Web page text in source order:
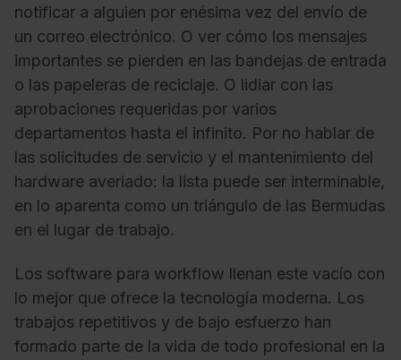
notificar a alguien por enésima vez del envío de
un correo electrónico. O ver cómo los mensajes
importantes se pierden en las bandejas de entrada
o las papeleras de reciclaje. O lidiar con las
aprobaciones requeridas por varios
departamentos hasta el infinito. Por no hablar de
las solicitudes de servicio y el mantenimiento del
hardware averiado: la lista puede ser interminable,
en lo aparenta como un triángulo de las Bermudas
en el lugar de trabajo.
Los software para workflow llenan este vacío con
lo mejor que ofrece la tecnología moderna. Los
trabajos repetitivos y de bajo esfuerzo han
formado parte de la vida de todo profesional en la